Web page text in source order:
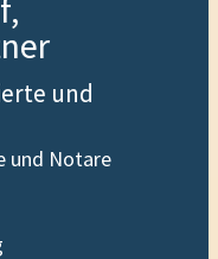
und
und Notare